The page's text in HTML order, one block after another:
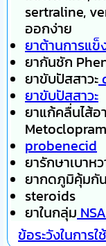
sertraline,
ออกง่าย
ยาต้านการแ
ยากันชัก
ยาขับปัสสาวะ
ยาขับปัสสาวะ
ยาแก้คลื่นไส้อ
probenecid
ยารักษาเบาห
ยากดภูมิคุ้มกั
steroids
ยาในกลุ่ม
ข้อระวังในการ